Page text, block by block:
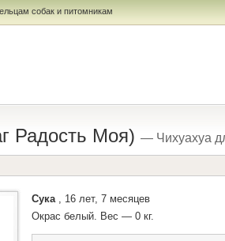
собак и питомникам
Радость Моя)— Чихуахуа
Сука , 16 лет, 7 месяцев
Окрас белый. Вес — 0 кг.